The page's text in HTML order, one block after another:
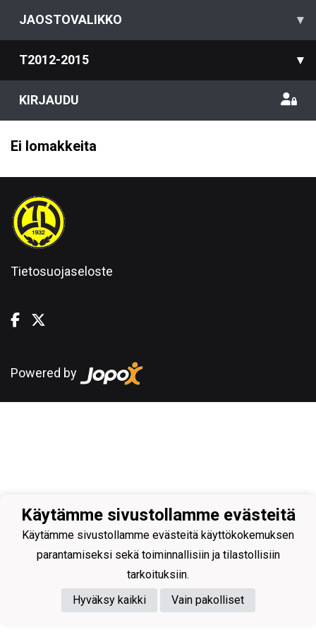
JAOSTOVALIKKO ▾
T2012-2015 ▾
KIRJAUDU
Ei lomakkeita
Tietosuojaseloste
Powered by
Käytämme sivustollamme evästeitä
Käytämme sivustollamme evästeitä käyttökokemuksen
parantamiseksi sekä toiminnallisiin ja tilastollisiin
tarkoituksiin.
Hyväksy kaikki
Vain pakolliset